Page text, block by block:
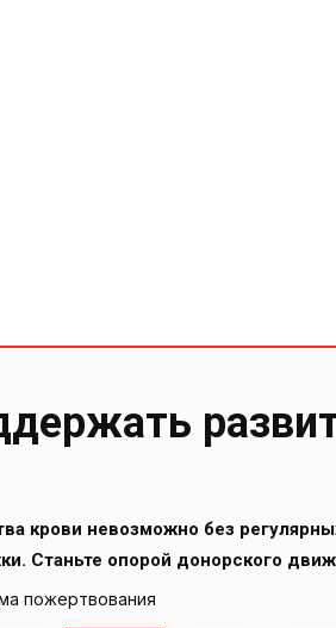
крови невозможно без
Станьте опорой донорского
пожертвования